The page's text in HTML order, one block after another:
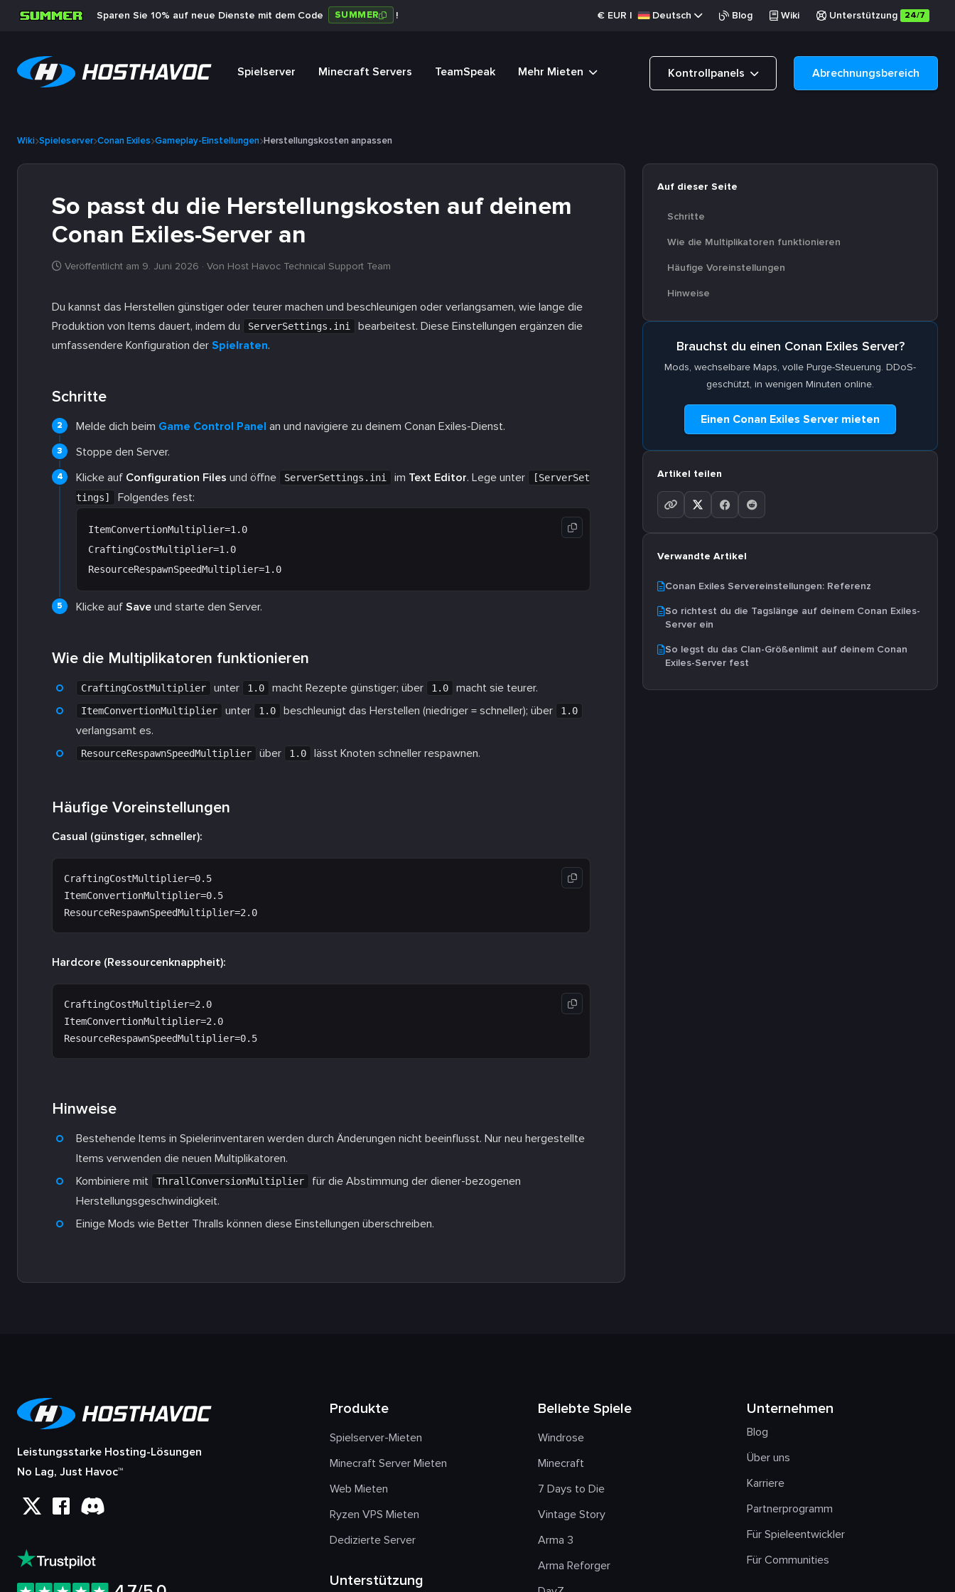
Sparen Sie 10% auf neue Dienste mit dem Code SUMMER ! € EUR | Deutsch Blog Wiki Unterstützung 24/7
Spielserver Minecraft Servers TeamSpeak Mehr Mieten Kontrollpanels Abrechnungsbereich
Wiki Spieleserver Conan Exiles Gameplay-Einstellungen Herstellungskosten anpassen
So passt du die Herstellungskosten auf deinem
Conan Exiles-Server an
Veröffentlicht am 9. Juni 2026 · Von Host Havoc Technical Support Team
Du kannst das Herstellen günstiger oder teurer machen und beschleunigen oder verlangsamen, wie lange die
Produktion von Items dauert, indem du
ServerSettings.ini
bearbeitest. Diese Einstellungen ergänzen die
umfassendere Konfiguration der Spielraten.
Schritte
Melde dich beim Game Control Panel an und navigiere zu deinem Conan Exiles-Dienst.
Stoppe den Server.
Klicke auf Configuration Files und öffne ServerSettings.ini im Text Editor. Lege unter
[ServerSet
tings]
Folgendes fest:
ItemConvertionMultiplier=1.0
CraftingCostMultiplier=1.0
Klicke auf Save und starte den Server.
Wie die Multiplikatoren funktionieren
CraftingCostMultiplier unter 1.0 macht Rezepte günstiger; über 1.0 macht sie teurer.
ItemConvertionMultiplier unter 1.0 beschleunigt das Herstellen (niedriger = schneller); über 1.0
verlangsamt es.
ResourceRespawnSpeedMultiplier über 1.0 lässt Knoten schneller respawnen.
Häufige Voreinstellungen
Casual (günstiger, schneller):
CraftingCostMultiplier=0.5
ItemConvertionMultiplier=0.5
Hardcore (Ressourcenknappheit):
CraftingCostMultiplier=2.0
ItemConvertionMultiplier=2.0
Hinweise
Bestehende Items in Spielerinventaren werden durch Änderungen nicht beeinflusst. Nur neu hergestellte
Items verwenden die neuen Multiplikatoren.
Kombiniere mit
ThrallConversionMultiplier
für die Abstimmung der diener-bezogenen
Herstellungsgeschwindigkeit.
Einige Mods wie Better Thralls können diese Einstellungen überschreiben.
Auf dieser Seite
Schritte
Wie die Multiplikatoren funktionieren
Häufige Voreinstellungen
Hinweise
Brauchst du einen Conan Exiles Server?
Mods, wechselbare Maps, volle Purge-Steuerung. DDoS-
geschützt, in wenigen Minuten online.
Einen Conan Exiles Server mieten
Artikel teilen
Verwandte Artikel
Conan Exiles Servereinstellungen: Referenz
So richtest du die Tagslänge auf deinem Conan Exiles-
Server ein
So legst du das Clan-Größenlimit auf deinem Conan
Exiles-Server fest
Leistungsstarke Hosting-Lösungen
No Lag, Just Havoc™
Produkte
Spielserver-Mieten
Minecraft Server Mieten
Web Mieten
Ryzen VPS Mieten
Dedizierte Server
Unterstützung
Beliebte Spiele
Windrose
Minecraft
7 Days to Die
Vintage Story
Arma 3
Arma Reforger
Unternehmen
Blog
Über uns
Karriere
Partnerprogramm
Für Spieleentwickler
Für Communities